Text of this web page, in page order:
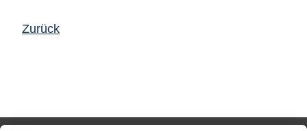
Zurück